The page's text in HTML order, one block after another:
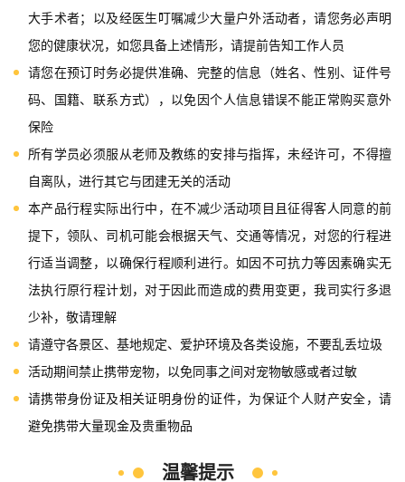
大手术者；以及经医生叮嘱减少大量户外活动者，请您务必声明
您的健康状况，如您具备上述情形，请提前告知工作人员
请您在预订时务必提供准确、完整的信息（姓名、性别、证件号
码、国籍、联系方式），以免因个人信息错误不能正常购买意外
保险
所有学员必须服从老师及教练的安排与指挥，未经许可，不得擅
自离队，进行其它与团建无关的活动
本产品行程实际出行中，在不减少活动项目且征得客人同意的前
提下，领队、司机可能会根据天气、交通等情况，对您的行程进
行适当调整，以确保行程顺利进行。如因不可抗力等因素确实无
法执行原行程计划，对于因此而造成的费用变更，我司实行多退
少补，敬请理解
请遵守各景区、基地规定、爱护环境及各类设施，不要乱丢垃圾
活动期间禁止携带宠物，以免同事之间对宠物敏感或者过敏
请携带身份证及相关证明身份的证件，为保证个人财产安全，请
避免携带大量现金及贵重物品
温馨提示